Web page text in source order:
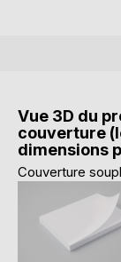
Vue 3D du
couverture
dimensions
Couverture